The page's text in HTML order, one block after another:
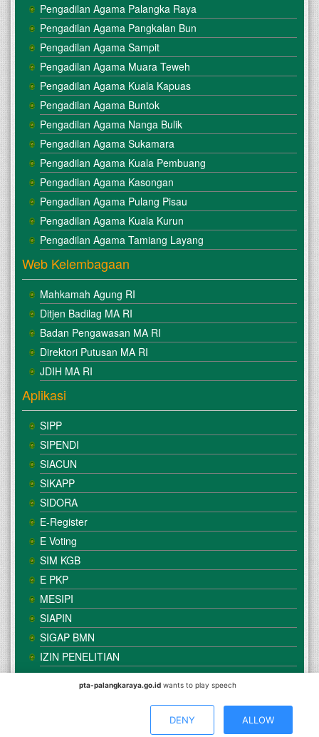
Pengadilan Agama Palangka Raya
Pengadilan Agama Pangkalan Bun
Pengadilan Agama Sampit
Pengadilan Agama Muara Teweh
Pengadilan Agama Kuala Kapuas
Pengadilan Agama Buntok
Pengadilan Agama Nanga Bulik
Pengadilan Agama Sukamara
Pengadilan Agama Kuala Pembuang
Pengadilan Agama Kasongan
Pengadilan Agama Pulang Pisau
Pengadilan Agama Kuala Kurun
Pengadilan Agama Tamiang Layang
Web Kelembagaan
Mahkamah Agung RI
Ditjen Badilag MA RI
Badan Pengawasan MA RI
Direktori Putusan MA RI
JDIH MA RI
Aplikasi
SIPP
SIPENDI
SIACUN
SIKAPP
SIDORA
E-Register
E Voting
SIM KGB
E PKP
MESIPI
SIAPIN
SIGAP BMN
IZIN PENELITIAN
Mahkamah Agung
Agama Palangka Raya
Direkomendasikan Menggunakan Browser :
Mozilla Firefox
pta-palangkaraya.go.id wants to play speech
DENY ALLOW